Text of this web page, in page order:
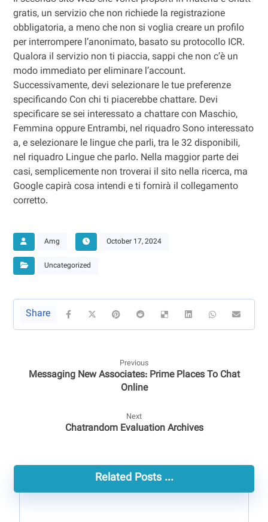
gratis, un servizio che non richiede la registrazione
obbligatoria, a meno che non si voglia creare un profilo
per interrompere l’anonimato, basato su protocollo ICR.
Qualora il servizio non ti piaccia, sappi che non c’è un
modo immediato per eliminare l’account.
Successivamente, devi selezionare le tue preferenze
specificando Con chi ti piacerebbe chattare. Devi
specificare se sei interessato a chattare con Maschio,
Femmina oppure Entrambi, nel riquadro Sono interessato
a, e selezionare le lingue che parli, tra le 32 disponibili,
nel riquadro Lingue che parlo. Nella maggior parte dei
casi, semplicemente non troverai il sito nella ricerca, ma
Google capirà cosa intendi e ti fornirà il collegamento
corretto.
Amg October 17, 2024
Uncategorized
Previous
Messaging New Associates: Prime Places To Chat
Online
Next
Chatrandom Evaluation Archives
Related Posts ...